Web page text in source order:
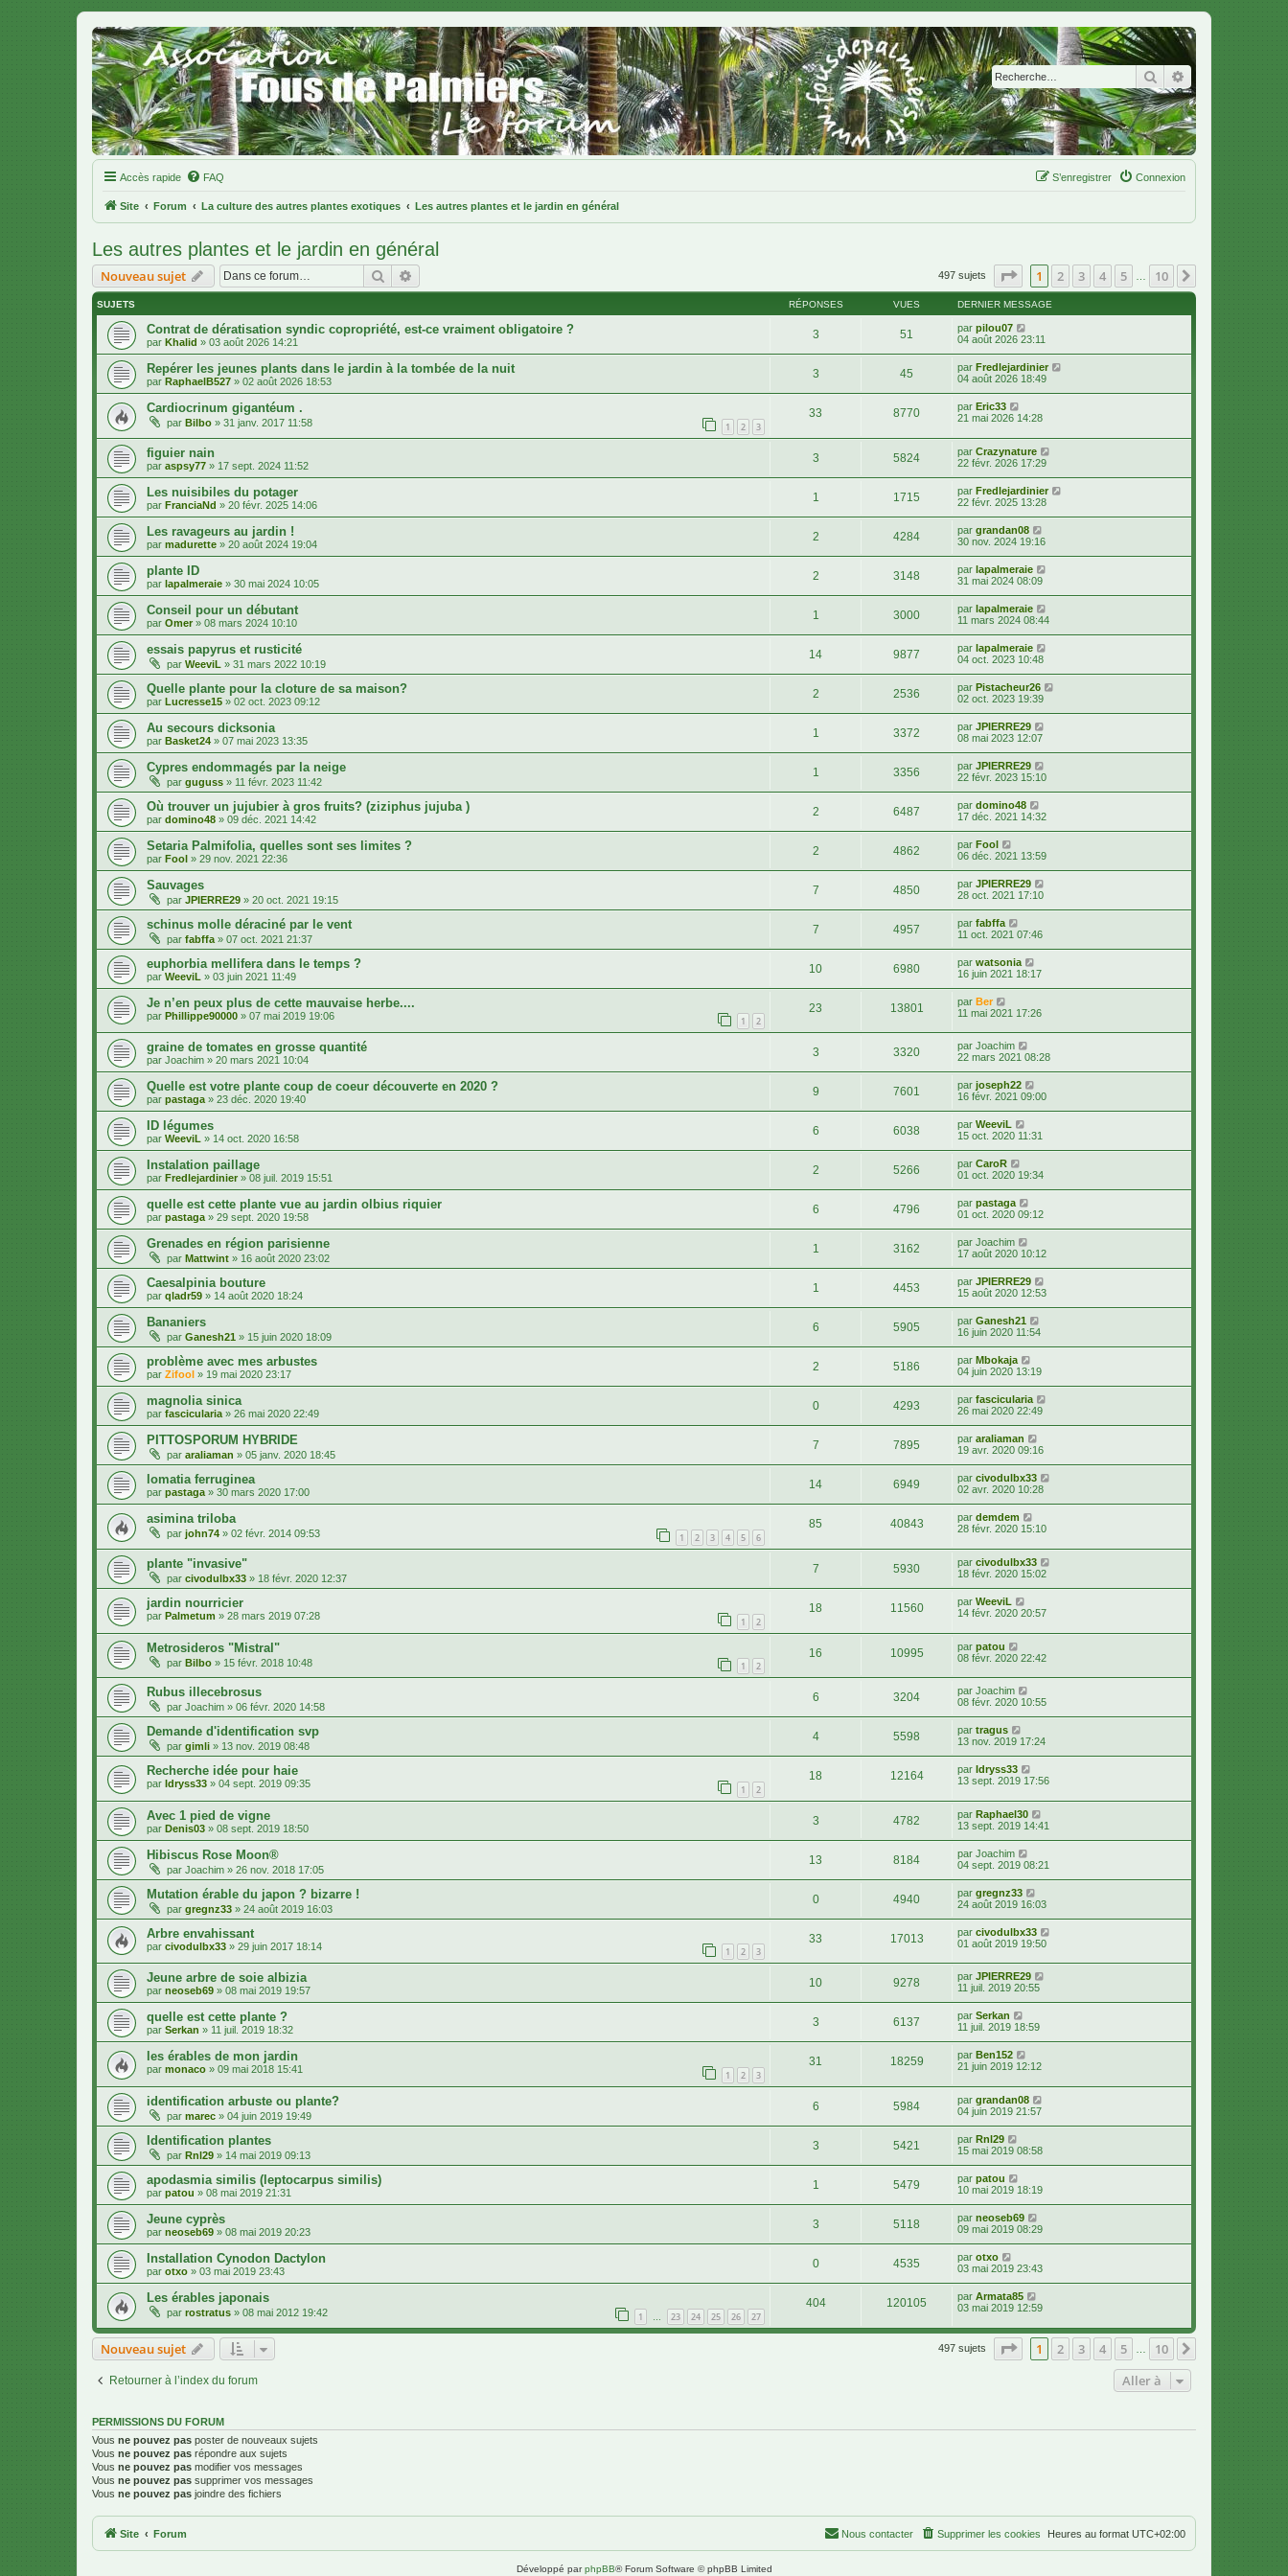
Rechercher
Accès rapide FAQ Connexion
S’enregistrer
Site Forum La culture des autres plantes exotiques Les autres plantes et le jardin en général
Les autres plantes et le jardin en général
Nouveau sujet Rechercher 497 sujets Page sur10
1 2 3 4 5 10
SUJETS RÉPONSES VUES DERNIER MESSAGE
Contrat de dératisation syndic copropriété, est-ce vraiment obligatoire ?
par Khalid » 03 août 2026 14:21
3 51 par pilou07
04 août 2026 23:11
Repérer les jeunes plants dans le jardin à la tombée de la nuit
par RaphaelB527 » 02 août 2026 18:53
3 45 par Fredlejardinier
04 août 2026 18:49
Cardiocrinum gigantéum .
par Bilbo » 31 janv. 2017 11:58 1 2 3
33 8770 par Eric33
21 mai 2026 14:28
figuier nain
par aspsy77 » 17 sept. 2024 11:52
3 5824 par Crazynature
22 févr. 2026 17:29
Les nuisibiles du potager
par FranciaNd » 20 févr. 2025 14:06
1 1715 par Fredlejardinier
22 févr. 2025 13:28
Les ravageurs au jardin !
par madurette » 20 août 2024 19:04
2 4284 par grandan08
30 nov. 2024 19:16
plante ID
par lapalmeraie » 30 mai 2024 10:05
2 3148 par lapalmeraie
31 mai 2024 08:09
Conseil pour un débutant
par Omer » 08 mars 2024 10:10
1 3000 par lapalmeraie
11 mars 2024 08:44
essais papyrus et rusticité
par WeeviL » 31 mars 2022 10:19
14 9877 par lapalmeraie
04 oct. 2023 10:48
Quelle plante pour la cloture de sa maison?
par Lucresse15 » 02 oct. 2023 09:12
2 2536 par Pistacheur26
02 oct. 2023 19:39
Au secours dicksonia
par Basket24 » 07 mai 2023 13:35
1 3372 par JPIERRE29
08 mai 2023 12:07
Cypres endommagés par la neige
par guguss » 11 févr. 2023 11:42
1 3356 par JPIERRE29
22 févr. 2023 15:10
Où trouver un jujubier à gros fruits? (ziziphus jujuba )
par domino48 » 09 déc. 2021 14:42
2 6487 par domino48
17 déc. 2021 14:32
Setaria Palmifolia, quelles sont ses limites ?
par Fool » 29 nov. 2021 22:36
2 4862 par Fool
06 déc. 2021 13:59
Sauvages
par JPIERRE29 » 20 oct. 2021 19:15
7 4850 par JPIERRE29
28 oct. 2021 17:10
schinus molle déraciné par le vent
par fabffa » 07 oct. 2021 21:37
7 4957 par fabffa
11 oct. 2021 07:46
euphorbia mellifera dans le temps ?
par WeeviL » 03 juin 2021 11:49
10 6980 par watsonia
16 juin 2021 18:17
Je n’en peux plus de cette mauvaise herbe....
par Phillippe90000 » 07 mai 2019 19:06 1 2
23 13801 par Ber
11 mai 2021 17:26
graine de tomates en grosse quantité
par Joachim » 20 mars 2021 10:04
3 3320 par Joachim
22 mars 2021 08:28
Quelle est votre plante coup de coeur découverte en 2020 ?
par pastaga » 23 déc. 2020 19:40
9 7601 par joseph22
16 févr. 2021 09:00
ID légumes
par WeeviL » 14 oct. 2020 16:58
6 6038 par WeeviL
15 oct. 2020 11:31
Instalation paillage
par Fredlejardinier » 08 juil. 2019 15:51
2 5266 par CaroR
01 oct. 2020 19:34
quelle est cette plante vue au jardin olbius riquier
par pastaga » 29 sept. 2020 19:58
6 4796 par pastaga
01 oct. 2020 09:12
Grenades en région parisienne
par Mattwint » 16 août 2020 23:02
1 3162 par Joachim
17 août 2020 10:12
Caesalpinia bouture
par qladr59 » 14 août 2020 18:24
1 4453 par JPIERRE29
15 août 2020 12:53
Bananiers
par Ganesh21 » 15 juin 2020 18:09
6 5905 par Ganesh21
16 juin 2020 11:54
problème avec mes arbustes
par Zifool » 19 mai 2020 23:17
2 5186 par Mbokaja
04 juin 2020 13:19
magnolia sinica
par fascicularia » 26 mai 2020 22:49
0 4293 par fascicularia
26 mai 2020 22:49
PITTOSPORUM HYBRIDE
par araliaman » 05 janv. 2020 18:45
7 7895 par araliaman
19 avr. 2020 09:16
lomatia ferruginea
par pastaga » 30 mars 2020 17:00
14 6949 par civodulbx33
02 avr. 2020 10:28
asimina triloba
par john74 » 02 févr. 2014 09:53 1 2 3 4 5 6
85 40843 par demdem
28 févr. 2020 15:10
plante "invasive"
par civodulbx33 » 18 févr. 2020 12:37
7 5930 par civodulbx33
18 févr. 2020 15:02
jardin nourricier
par Palmetum » 28 mars 2019 07:28 1 2
18 11560 par WeeviL
14 févr. 2020 20:57
Metrosideros "Mistral"
par Bilbo » 15 févr. 2018 10:48 1 2
16 10995 par patou
08 févr. 2020 22:42
Rubus illecebrosus
par Joachim » 06 févr. 2020 14:58
6 3204 par Joachim
08 févr. 2020 10:55
Demande d'identification svp
par gimli » 13 nov. 2019 08:48
4 5598 par tragus
13 nov. 2019 17:24
Recherche idée pour haie
par Idryss33 » 04 sept. 2019 09:35 1 2
18 12164 par Idryss33
13 sept. 2019 17:56
Avec 1 pied de vigne
par Denis03 » 08 sept. 2019 18:50
3 4782 par Raphael30
13 sept. 2019 14:41
Hibiscus Rose Moon®
par Joachim » 26 nov. 2018 17:05
13 8184 par Joachim
04 sept. 2019 08:21
Mutation érable du japon ? bizarre !
par gregnz33 » 24 août 2019 16:03
0 4940 par gregnz33
24 août 2019 16:03
Arbre envahissant
par civodulbx33 » 29 juin 2017 18:14 1 2 3
33 17013 par civodulbx33
01 août 2019 19:50
Jeune arbre de soie albizia
par neoseb69 » 08 mai 2019 19:57
10 9278 par JPIERRE29
11 juil. 2019 20:55
quelle est cette plante ?
par Serkan » 11 juil. 2019 18:32
3 6137 par Serkan
11 juil. 2019 18:59
les érables de mon jardin
par monaco » 09 mai 2018 15:41 1 2 3
31 18259 par Ben152
21 juin 2019 12:12
identification arbuste ou plante?
par marec » 04 juin 2019 19:49
6 5984 par grandan08
04 juin 2019 21:57
Identification plantes
par Rnl29 » 14 mai 2019 09:13
3 5421 par Rnl29
15 mai 2019 08:58
apodasmia similis (leptocarpus similis)
par patou » 08 mai 2019 21:31
1 5479 par patou
10 mai 2019 18:19
Jeune cyprès
par neoseb69 » 08 mai 2019 20:23
3 5118 par neoseb69
09 mai 2019 08:29
Installation Cynodon Dactylon
par otxo » 03 mai 2019 23:43
0 4535 par otxo
03 mai 2019 23:43
Les érables japonais
par rostratus » 08 mai 2012 19:42 1 … 23 24 25 26 27
404 120105 par Armata85
03 mai 2019 12:59
Nouveau sujet 497 sujets Page sur10
1 2 3 4 5 10
Retourner à l’index du forum Aller à
PERMISSIONS DU FORUM
Vous ne pouvez pas poster de nouveaux sujets
Vous ne pouvez pas répondre aux sujets
Vous ne pouvez pas modifier vos messages
Vous ne pouvez pas supprimer vos messages
Vous ne pouvez pas joindre des fichiers
Site Forum Heures au format UTC+02:00
Supprimer les cookies
Nous contacter
Développé parphpBB® Forum Software © phpBB Limited